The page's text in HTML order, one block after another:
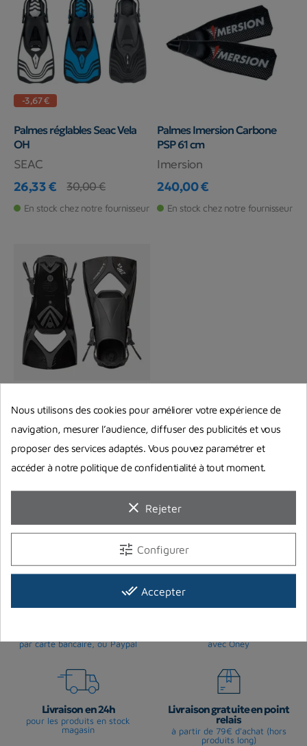
-3,67 €
Palmes réglables Seac Vela
OH
SEAC
Prix
26,33 €
Prix de base
30,00 €
En stock chez notre fournisseur
Palmes Imersion Carbone
PSP 61 cm
Imersion
Prix
240,00 €
En stock chez notre fournisseur
Palmes réglables ZIP VX
Aquasphère
AQUALUNG
Prix
36,00 €
Résultats 1-5 sur 5
par carte bancaire, ou Paypal avec Oney
Livraison en 24h
pour les produits en stock
magasin
Livraison gratuite en point
relais
à partir de 79€ d'achat (hors
produits long)
Nous utilisons des cookies pour améliorer votre expérience de
navigation, mesurer l’audience, diffuser des publicités et vous
proposer des services adaptés. Vous pouvez paramétrer et
accéder à notre politique de confidentialité à tout moment.
clear Rejeter
tune Configurer
done_all Accepter